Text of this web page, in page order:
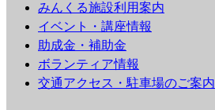
みんくる施設利用案内
イベント・講座情報
助成金・補助金
ボランティア情報
交通アクセス・駐車場のご案内